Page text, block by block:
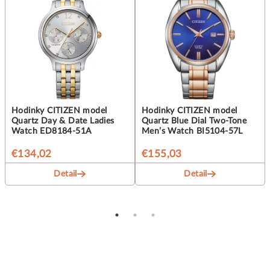
Hodinky CITIZEN model
Quartz Day & Date Ladies
Watch ED8184-51A
€134,02
Detail
Hodinky CITIZEN model
Quartz Blue Dial Two-Tone
Men’s Watch BI5104-57L
€155,03
Detail